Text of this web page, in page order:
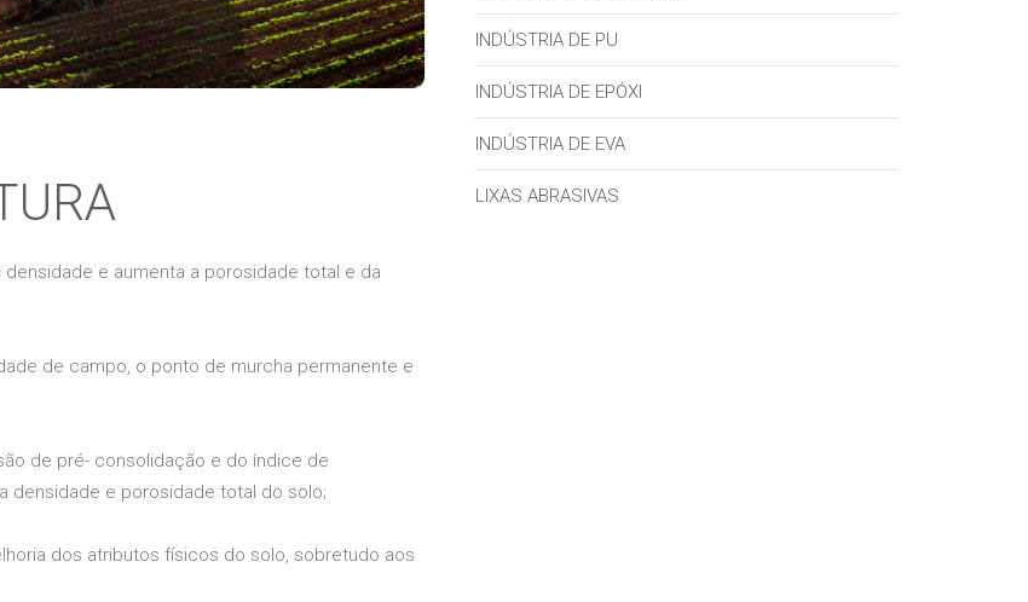
e aumenta a porosidade total e da
de campo, o ponto de murcha permanente e
de pré- consolidação e do índice de
densidade e porosidade total do solo;
dos atributos físicos do solo, sobretudo aos
INDÚSTRIA DE PU
INDÚSTRIA DE EPÓXI
INDÚSTRIA DE EVA
LIXAS ABRASIVAS